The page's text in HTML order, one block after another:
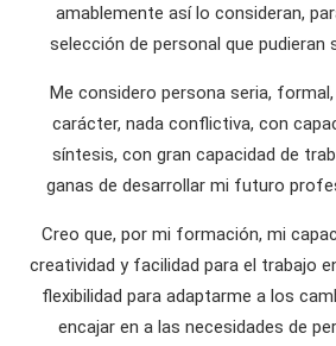
amablemente así lo consideran,
selección de personal que pudieran
Me considero persona seria,
carácter, nada conflictiva, con
síntesis, con gran capacidad de
ganas de desarrollar mi futuro
Creo que, por mi formación, mi
creatividad y facilidad para el trabajo
flexibilidad para adaptarme a los
encajar en a las necesidades de